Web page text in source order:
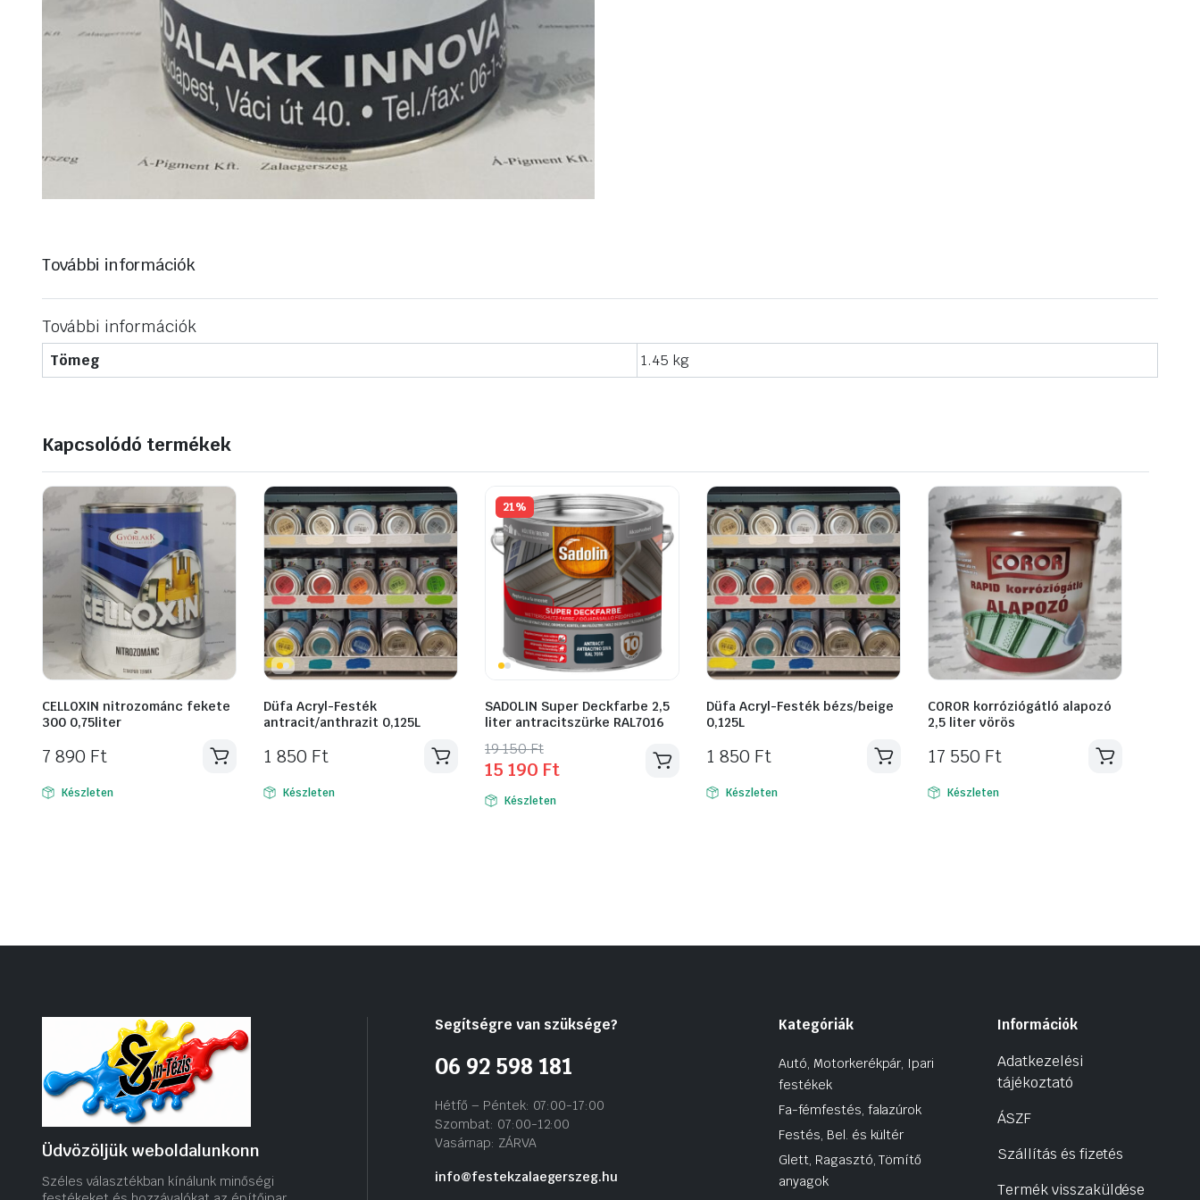
További információk
További információk
Tömeg 1.45 kg
Kapcsolódó termékek
CELLOXIN nitrozománc fekete
300 0,75liter
7 890 Ft
Készleten
Düfa Acryl-Festék
antracit/anthrazit 0,125L
1 850 Ft
Készleten
21%
SADOLIN Super Deckfarbe 2,5
liter antracitszürke RAL7016
19 150Ft
Original
price
was:
15 190 Ft
Current
price
is: Készleten
Düfa Acryl-Festék bézs/beige
0,125L
1 850 Ft
Készleten
COROR korróziógátló alapozó
2,5 liter vörös
17 550 Ft
Készleten
Üdvözöljük weboldalunkonn
Széles választékban kínálunk minőségi
Segítségre van szüksége?
06 92 598 181
Hétfő – Péntek: 07:00-17:00
Szombat: 07:00-12:00
Vasárnap: ZÁRVA
info@festekzalaegerszeg.hu
Kategóriák
Autó, Motorkerékpár, Ipari
festékek
Fa-fémfestés, falazúrok
Festés, Bel. és kültér
Glett, Ragasztó, Tömítő
anyagok
Információk
Adatkezelési
tájékoztató
ÁSZF
Szállítás és fizetés
Termék visszaküldése